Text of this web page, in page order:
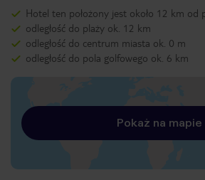
Hotel ten położony jest około 12 km od
odległość do plaży ok. 12 km
odległość do centrum miasta ok. 0 m
odległość do pola golfowego ok. 6 km
Pokaż na mapie